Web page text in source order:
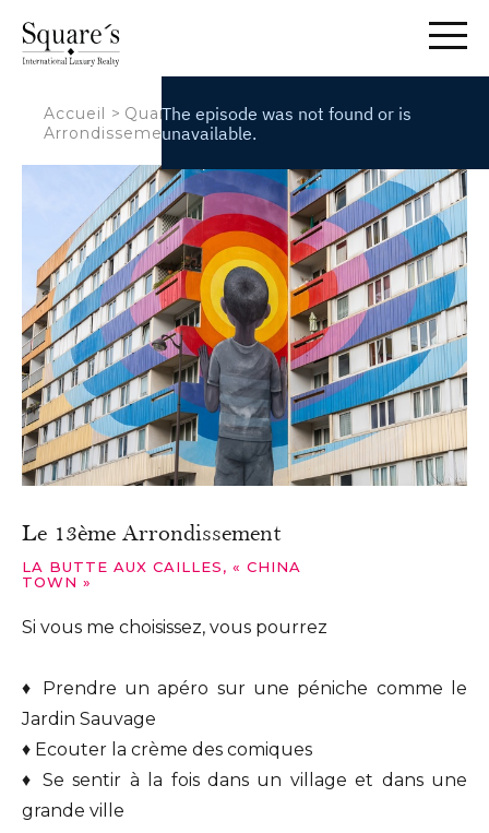
Accueil > Quartiers > Le 13ème
Arrondissement
Le 13ème Arrondissement
LA BUTTE AUX CAILLES, « CHINA
TOWN »
Si vous me choisissez, vous pourrez
♦ Prendre un apéro sur une péniche comme le
Jardin Sauvage
♦ Ecouter la crème des comiques
♦ Se sentir à la fois dans un village et dans une
grande ville